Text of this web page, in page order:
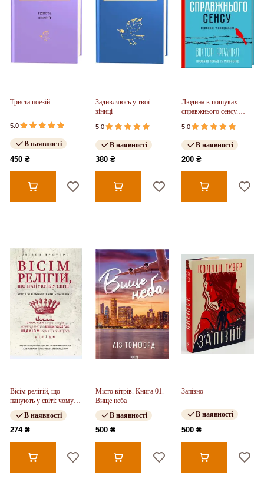
Триста поезій
5.0
В наявності
450 ₴
Задивляюсь у твої
зіниці
5.0
В наявності
380 ₴
Людина в пошуках
справжнього сенсу.
Психолог у концтаборі
5.0
В наявності
200 ₴
Вісім релігій, що
панують у світі: чому
їхні відмінності мають
значенняВ наявності
274 ₴
Місто вітрів. Книга 01.
Вище неба
В наявності
500 ₴
Запізно
В наявності
500 ₴